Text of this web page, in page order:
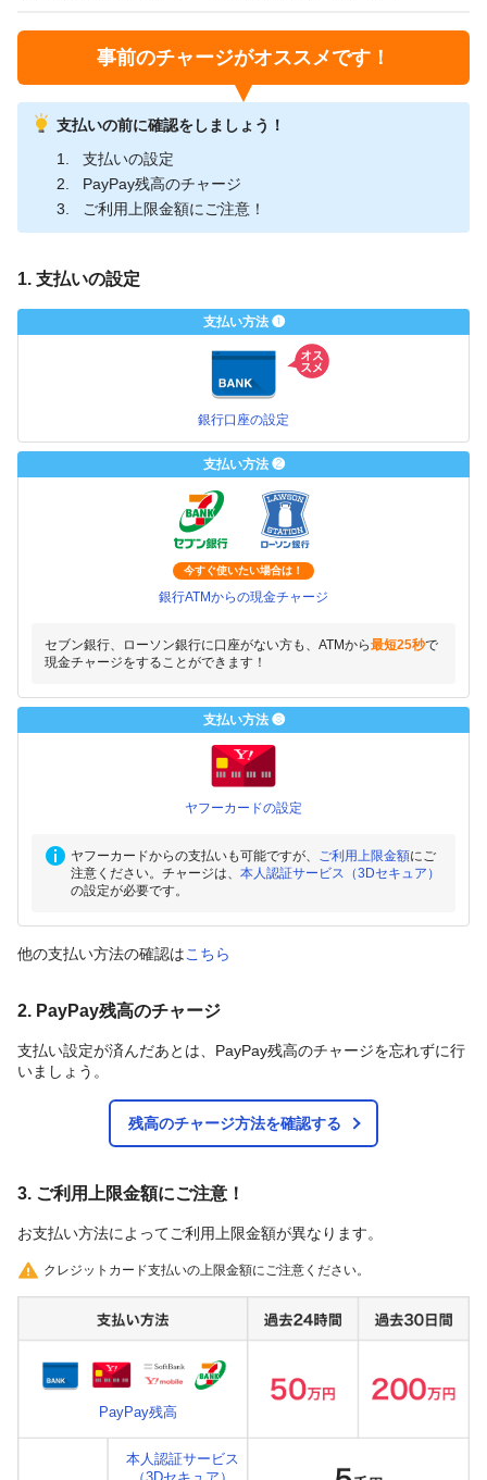
事前のチャージがオススメです！
支払いの前に確認をしましょう！
支払いの設定
PayPay残高のチャージ
ご利用上限金額にご注意！
1. 支払いの設定
支払い方法 ❶
銀行口座の設定
支払い方法 ❷
今すぐ使いたい場合は！
銀行ATMからの現金チャージ
セブン銀行、ローソン銀行に口座がない方も、ATMから最短25秒で
現金チャージをすることができます！
支払い方法 ❸
ヤフーカードの設定
ヤフーカードからの支払いも可能ですが、 ご利用上限金額にご
注意ください。チャージは、 本人認証サービス（3Dセキュア）
の設定が必要です。
他の支払い方法の確認はこちら
2. PayPay残高のチャージ
支払い設定が済んだあとは、PayPay残高のチャージを忘れずに行
いましょう。
残高のチャージ方法を確認する
3. ご利用上限金額にご注意！
お支払い方法によってご利用上限金額が異なります。
クレジットカード支払いの上限金額にご注意ください。
PayPay残高
本人認証サービス